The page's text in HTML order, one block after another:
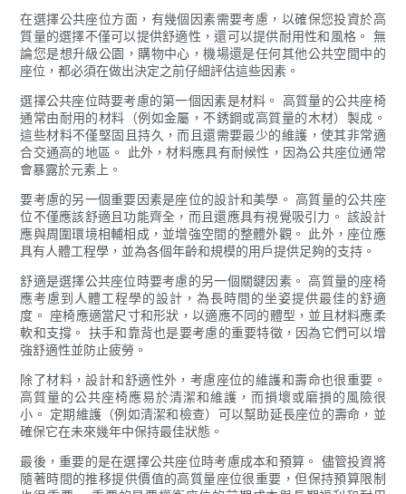
在選擇公共座位方面，有幾個因素需要考慮，以確保您投資於高
質量的選擇不僅可以提供舒適性，還可以提供耐用性和風格。 無
論您是想升級公園，購物中心，機場還是任何其他公共空間中的
座位，都必須在做出決定之前仔細評估這些因素。
選擇公共座位時要考慮的第一個因素是材料。 高質量的公共座椅
通常由耐用的材料（例如金屬，不銹鋼或高質量的木材）製成。
這些材料不僅堅固且持久，而且還需要最少的維護，使其非常適
合交通高的地區。 此外，材料應具有耐候性，因為公共座位通常
會暴露於元素上。
要考慮的另一個重要因素是座位的設計和美學。 高質量的公共座
位不僅應該舒適且功能齊全，而且還應具有視覺吸引力。 該設計
應與周圍環境相輔相成，並增強空間的整體外觀。 此外，座位應
具有人體工程學，並為各個年齡和規模的用戶提供足夠的支持。
舒適是選擇公共座位時要考慮的另一個關鍵因素。 高質量的座椅
應考慮到人體工程學的設計，為長時間的坐姿提供最佳的舒適
度。 座椅應適當尺寸和形狀，以適應不同的體型，並且材料應柔
軟和支撐。 扶手和靠背也是要考慮的重要特徵，因為它們可以增
強舒適性並防止疲勞。
除了材料，設計和舒適性外，考慮座位的維護和壽命也很重要。
高質量的公共座椅應易於清潔和維護，而損壞或磨損的風險很
小。 定期維護（例如清潔和檢查）可以幫助延長座位的壽命，並
確保它在未來幾年中保持最佳狀態。
最後，重要的是在選擇公共座位時考慮成本和預算。 儘管投資將
隨著時間的推移提供價值的高質量座位很重要，但保持預算限制